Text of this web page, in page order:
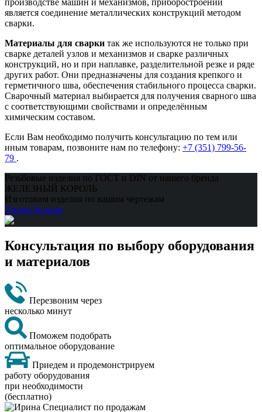
является соединение металлических конструкций методом
сварки.
Материалы для сварки так же используются не только при
сварке деталей узлов и механизмов и сварке различных
конструкций, но и при наплавке, разделительной резке и ряде
других работ. Они предназначены для создания крепкого и
герметичного шва, обеспечения стабильного процесса сварки.
Сварочный материал выбирается для получения сварного шва
с соответствующими свойствами и определённым
химическим составом.
Если Вам необходимо получить консультацию по тем или
иным товарам, позвоните нам по телефону: +7 (351) 799-56-
79 .
Резьбовые изделия по ГОСТ и DIN от нашего бренда
ЖЕЛЕЗНЫЙ КОРОЛЬ
Изготовим изделия по вашим чертежам
Узнать больше
Консультация по выбору оборудования
и материалов
Перезвоним через
несколько минут
Поможем подобрать
оптимальное оборудование
Приедем и продемонстрируем
работу оборудования
при необходимости
(бесплатно)